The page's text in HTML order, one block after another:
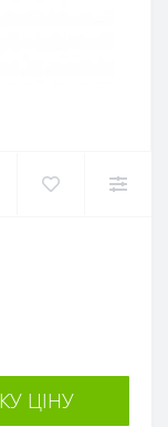
ЦІНУ